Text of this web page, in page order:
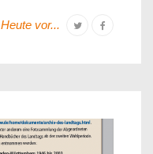
Heute vor...